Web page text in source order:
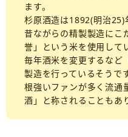
ます。
杉原酒造は1892(明治25)
昔ながらの精製製造にこ
誉」という米を使用して
毎年酒米を変更するなど
製造を行っているそうです
根強いファンが多く流通
酒」と称されることもあ